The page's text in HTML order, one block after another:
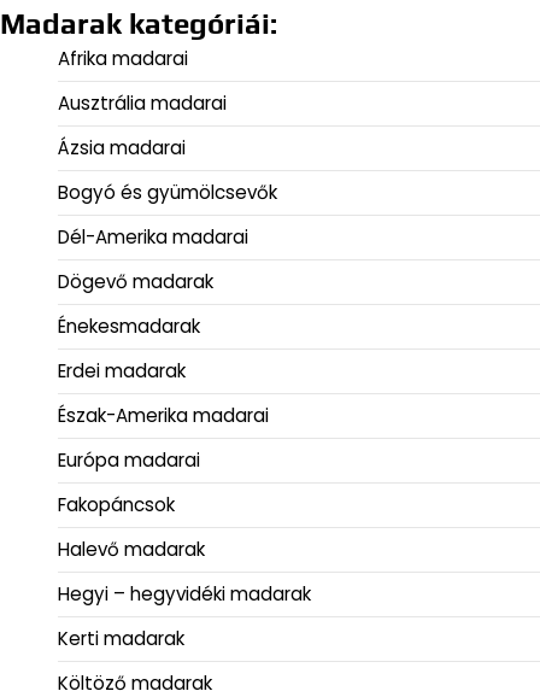
Madarak kategóriái:
Afrika madarai
Ausztrália madarai
Ázsia madarai
Bogyó és gyümölcsevők
Dél-Amerika madarai
Dögevő madarak
Énekesmadarak
Erdei madarak
Észak-Amerika madarai
Európa madarai
Fakopáncsok
Halevő madarak
Hegyi – hegyvidéki madarak
Kerti madarak
Költöző madarak